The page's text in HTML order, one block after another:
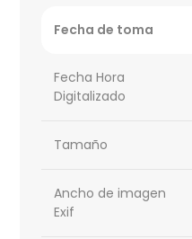
Fecha de toma
Fecha Hora
Digitalizado
Tamaño
Ancho de imagen
Exif